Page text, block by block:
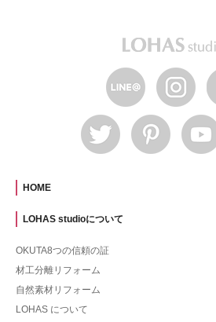
HOME
LOHAS studioについて
OKUTA8つの信頼の証
材工分離リフォーム
自然素材リフォーム
LOHAS について